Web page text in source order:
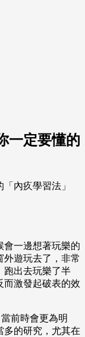
一定要懂的
會一邊想著玩樂的
外遊玩去了，非常
跑出去玩樂了半
而激發起破表的效
前時會更為明
多的研究，尤其在